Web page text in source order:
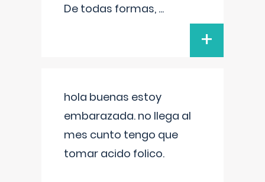
De todas formas, ...
+
hola buenas estoy
embarazada. no llega al
mes cunto tengo que
tomar acido folico.